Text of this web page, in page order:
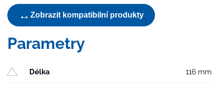
pro
nástavec
množství
↔ Zobrazit kompatibilní produkty
Parametry
Délka 116 mm